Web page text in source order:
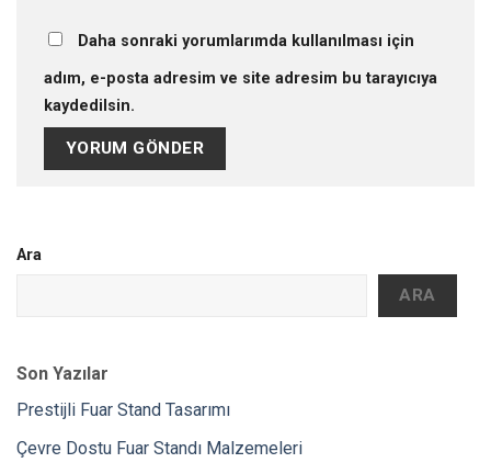
Daha sonraki yorumlarımda kullanılması için
adım, e-posta adresim ve site adresim bu tarayıcıya
kaydedilsin.
Ara
ARA
Son Yazılar
Prestijli Fuar Stand Tasarımı
Çevre Dostu Fuar Standı Malzemeleri